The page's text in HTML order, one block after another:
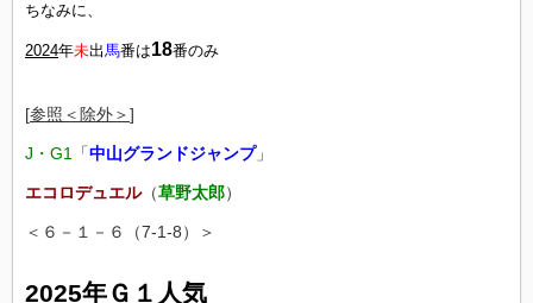
ちなみに、
2024年未出馬番は18番のみ
[参照＜除外＞]
J・G1 「中山グランドジャンプ」
エコロデュエル（草野太郎）
＜６－１－６（7-1-8）＞
2025年Ｇ１人気